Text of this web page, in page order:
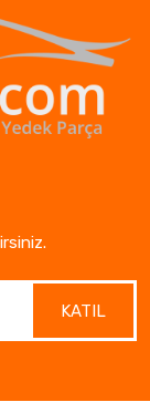
KATIL